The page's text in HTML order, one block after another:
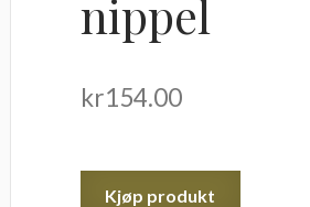
nippel
kr154.00
Kjøp produkt